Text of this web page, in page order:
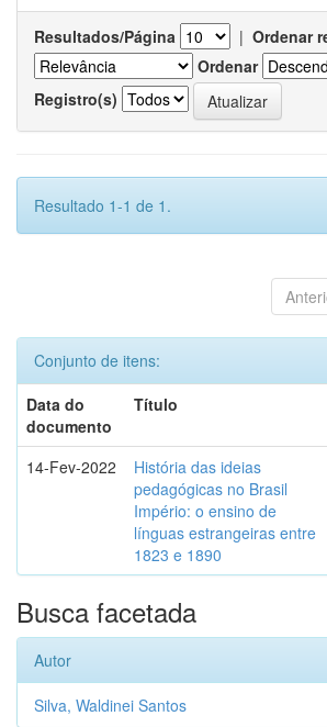
Resultados/Página | Ordenar
Ordenar
Registro(s)
Resultado 1-1 de 1.
Conjunto de itens:
Data do
documento
Título
14-Fev-2022
História das ideias
pedagógicas no Brasil
Império: o ensino de
línguas estrangeiras entre
1823 e 1890
Busca facetada
Autor
Silva, Waldinei Santos